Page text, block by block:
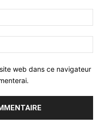
web dans ce navigateur